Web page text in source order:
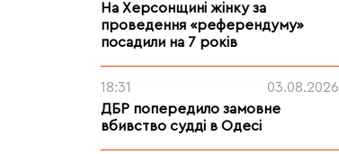
На Херсонщині жінку за
проведення «референдуму»
посадили на 7 років
18:31
03.08.2026
ДБР попередило замовне
вбивство судді в Одесі